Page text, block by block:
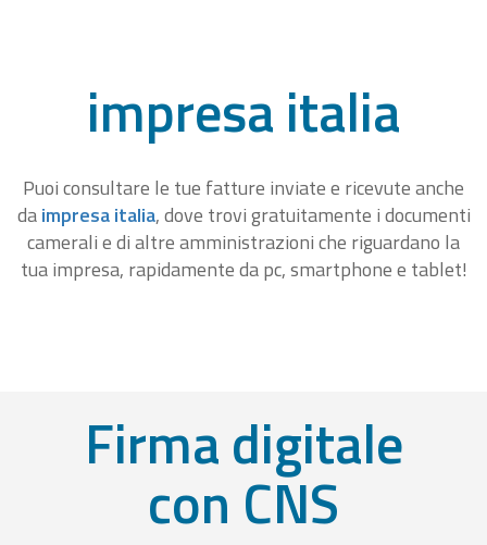
impresa italia
Puoi consultare le tue fatture inviate e ricevute anche
daimpresa italia, dove trovi gratuitamente i documenti
camerali e di altre amministrazioni che riguardano la
tua impresa, rapidamente da pc, smartphone e tablet!
Firma digitale
con CNS